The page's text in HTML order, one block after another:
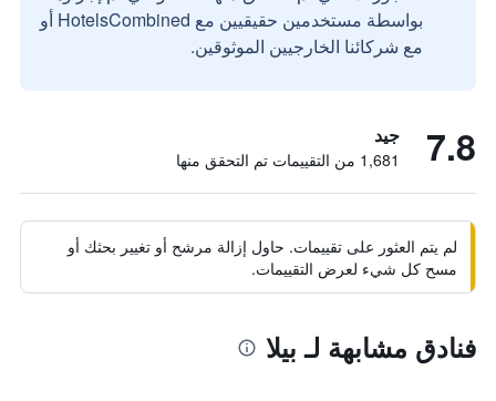
بواسطة مستخدمين حقيقيين مع HotelsCombined أو
مع شركائنا الخارجيين الموثوقين.
7.8 جيد
1,681 من التقييمات تم التحقق منها
لم يتم العثور على تقييمات. حاول إزالة مرشح أو تغيير بحثك أو
مسح كل شيء لعرض التقييمات.
فنادق مشابهة لـ بيلا